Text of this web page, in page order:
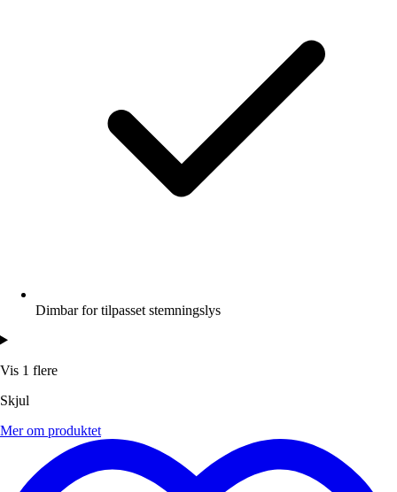
Dimbar for tilpasset stemningslys
Vis 1 flere
Skjul
Mer om produktet